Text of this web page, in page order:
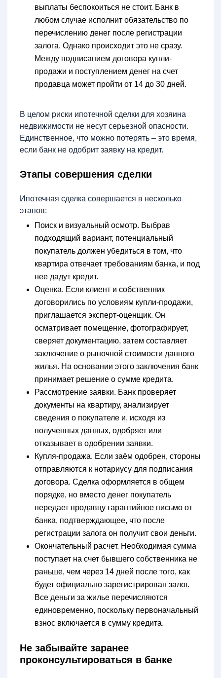
выплаты беспокоиться не стоит. Банк в
любом случае исполнит обязательство по
перечислению денег после регистрации
залога. Однако происходит это не сразу.
Между подписанием договора купли-
продажи и поступлением денег на счет
продавца может пройти от 14 до 30 дней.
В целом риски ипотечной сделки для хозяина
недвижимости не несут серьезной опасности.
Единственное, что можно потерять – это время,
если банк не одобрит заявку на кредит.
Этапы совершения сделки
Ипотечная сделка совершается в несколько
этапов:
Поиск и визуальный осмотр. Выбрав
подходящий вариант, потенциальный
покупатель должен убедиться в том, что
квартира отвечает требованиям банка, и под
нее дадут кредит.
Оценка. Если клиент и собственник
договорились по условиям купли-продажи,
приглашается эксперт-оценщик. Он
осматривает помещение, фотографирует,
сверяет документацию, затем составляет
заключение о рыночной стоимости данного
жилья. На основании этого заключения банк
принимает решение о сумме кредита.
Рассмотрение заявки. Банк проверяет
документы на квартиру, анализирует
сведения о покупателе и, исходя из
полученных данных, одобряет или
отказывает в одобрении заявки.
Купля-продажа. Если заём одобрен, стороны
отправляются к нотариусу для подписания
договора. Сделка оформляется в общем
порядке, но вместо денег покупатель
передает продавцу гарантийное письмо от
банка, подтверждающее, что после
регистрации залога он получит свои деньги.
Окончательный расчет. Необходимая сумма
поступает на счет бывшего собственника не
раньше, чем через 14 дней после того, как
будет официально зарегистрирован залог.
Все деньги за жилье перечисляются
единовременно, поскольку первоначальный
взнос включается в сумму кредита.
Не забывайте заранее
проконсультироваться в банке